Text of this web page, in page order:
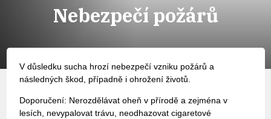
Nebezpečí požárů
V důsledku sucha hrozí nebezpečí vzniku požárů a
následných škod, případně i ohrožení životů.
Doporučení: Nerozdělávat oheň v přírodě a zejména v
lesích, nevypalovat trávu, neodhazovat cigaretové